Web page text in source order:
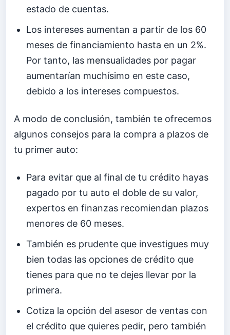
estado de cuentas.
Los intereses aumentan a partir de los 60
meses de financiamiento hasta en un 2%.
Por tanto, las mensualidades por pagar
aumentarían muchísimo en este caso,
debido a los intereses compuestos.
A modo de conclusión, también te ofrecemos
algunos consejos para la compra a plazos de
tu primer auto:
Para evitar que al final de tu crédito hayas
pagado por tu auto el doble de su valor,
expertos en finanzas recomiendan plazos
menores de 60 meses.
También es prudente que investigues muy
bien todas las opciones de crédito que
tienes para que no te dejes llevar por la
primera.
Cotiza la opción del asesor de ventas con
el crédito que quieres pedir, pero también